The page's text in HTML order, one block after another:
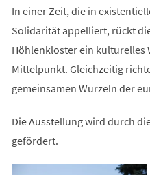
In einer Zeit, die in
Solidarität appelliert, rückt
Höhlenkloster ein kulturelles
Mittelpunkt. Gleichzeitig
gemeinsamen Wurzeln der
Die Ausstellung wird durch
gefördert.